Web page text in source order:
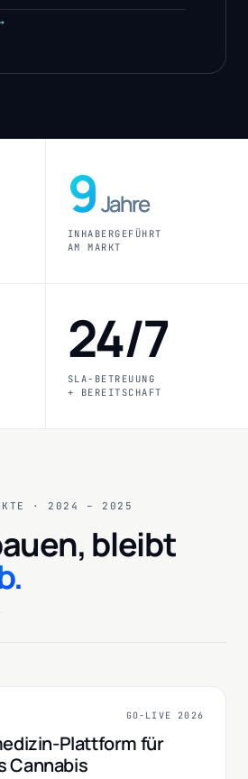
9Jahre
INHABERGEFÜHRT
AM MARKT
24/7
SLA-BETREUUNG
+ BEREITSCHAFT
· 2024 – 2025
bleibt
WEB & SOFTWARE
GO-LIVE 2026
Plattform für
Cannabis